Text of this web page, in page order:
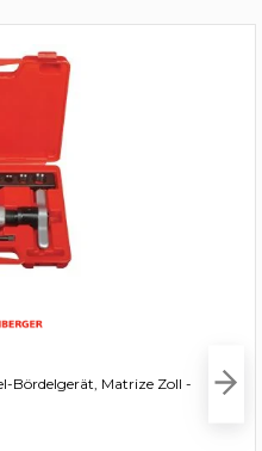
Bördelgerät, Matrize Zoll -